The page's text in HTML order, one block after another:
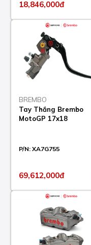
18,846,000đ
BREMBO
Tay Thắng Brembo
MotoGP 17x18
P/N: XA7G755
69,612,000đ